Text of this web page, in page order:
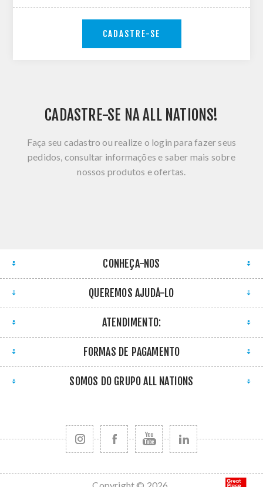
CADASTRE-SE
CADASTRE-SE NA ALL NATIONS!
Faça seu cadastro ou realize o login para fazer seus
pedidos, consultar informações e saber mais sobre
nossos produtos e ofertas.
CONHEÇA-NOS
QUEREMOS AJUDÁ-LO
ATENDIMENTO:
FORMAS DE PAGAMENTO
SOMOS DO GRUPO ALL NATIONS